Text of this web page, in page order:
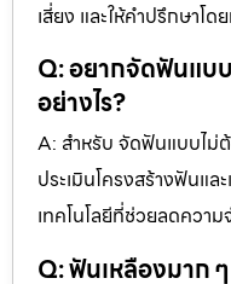
เสี่ยง และให้คำปรึกษาโ
Q: อยากจัดฟันแบ
อย่างไร?
A: สำหรับ จัดฟันแบบไม่
ประเมินโครงสร้างฟันแล
เทคโนโลยีที่ช่วยลดควา
Q: ฟันเหลืองมาก